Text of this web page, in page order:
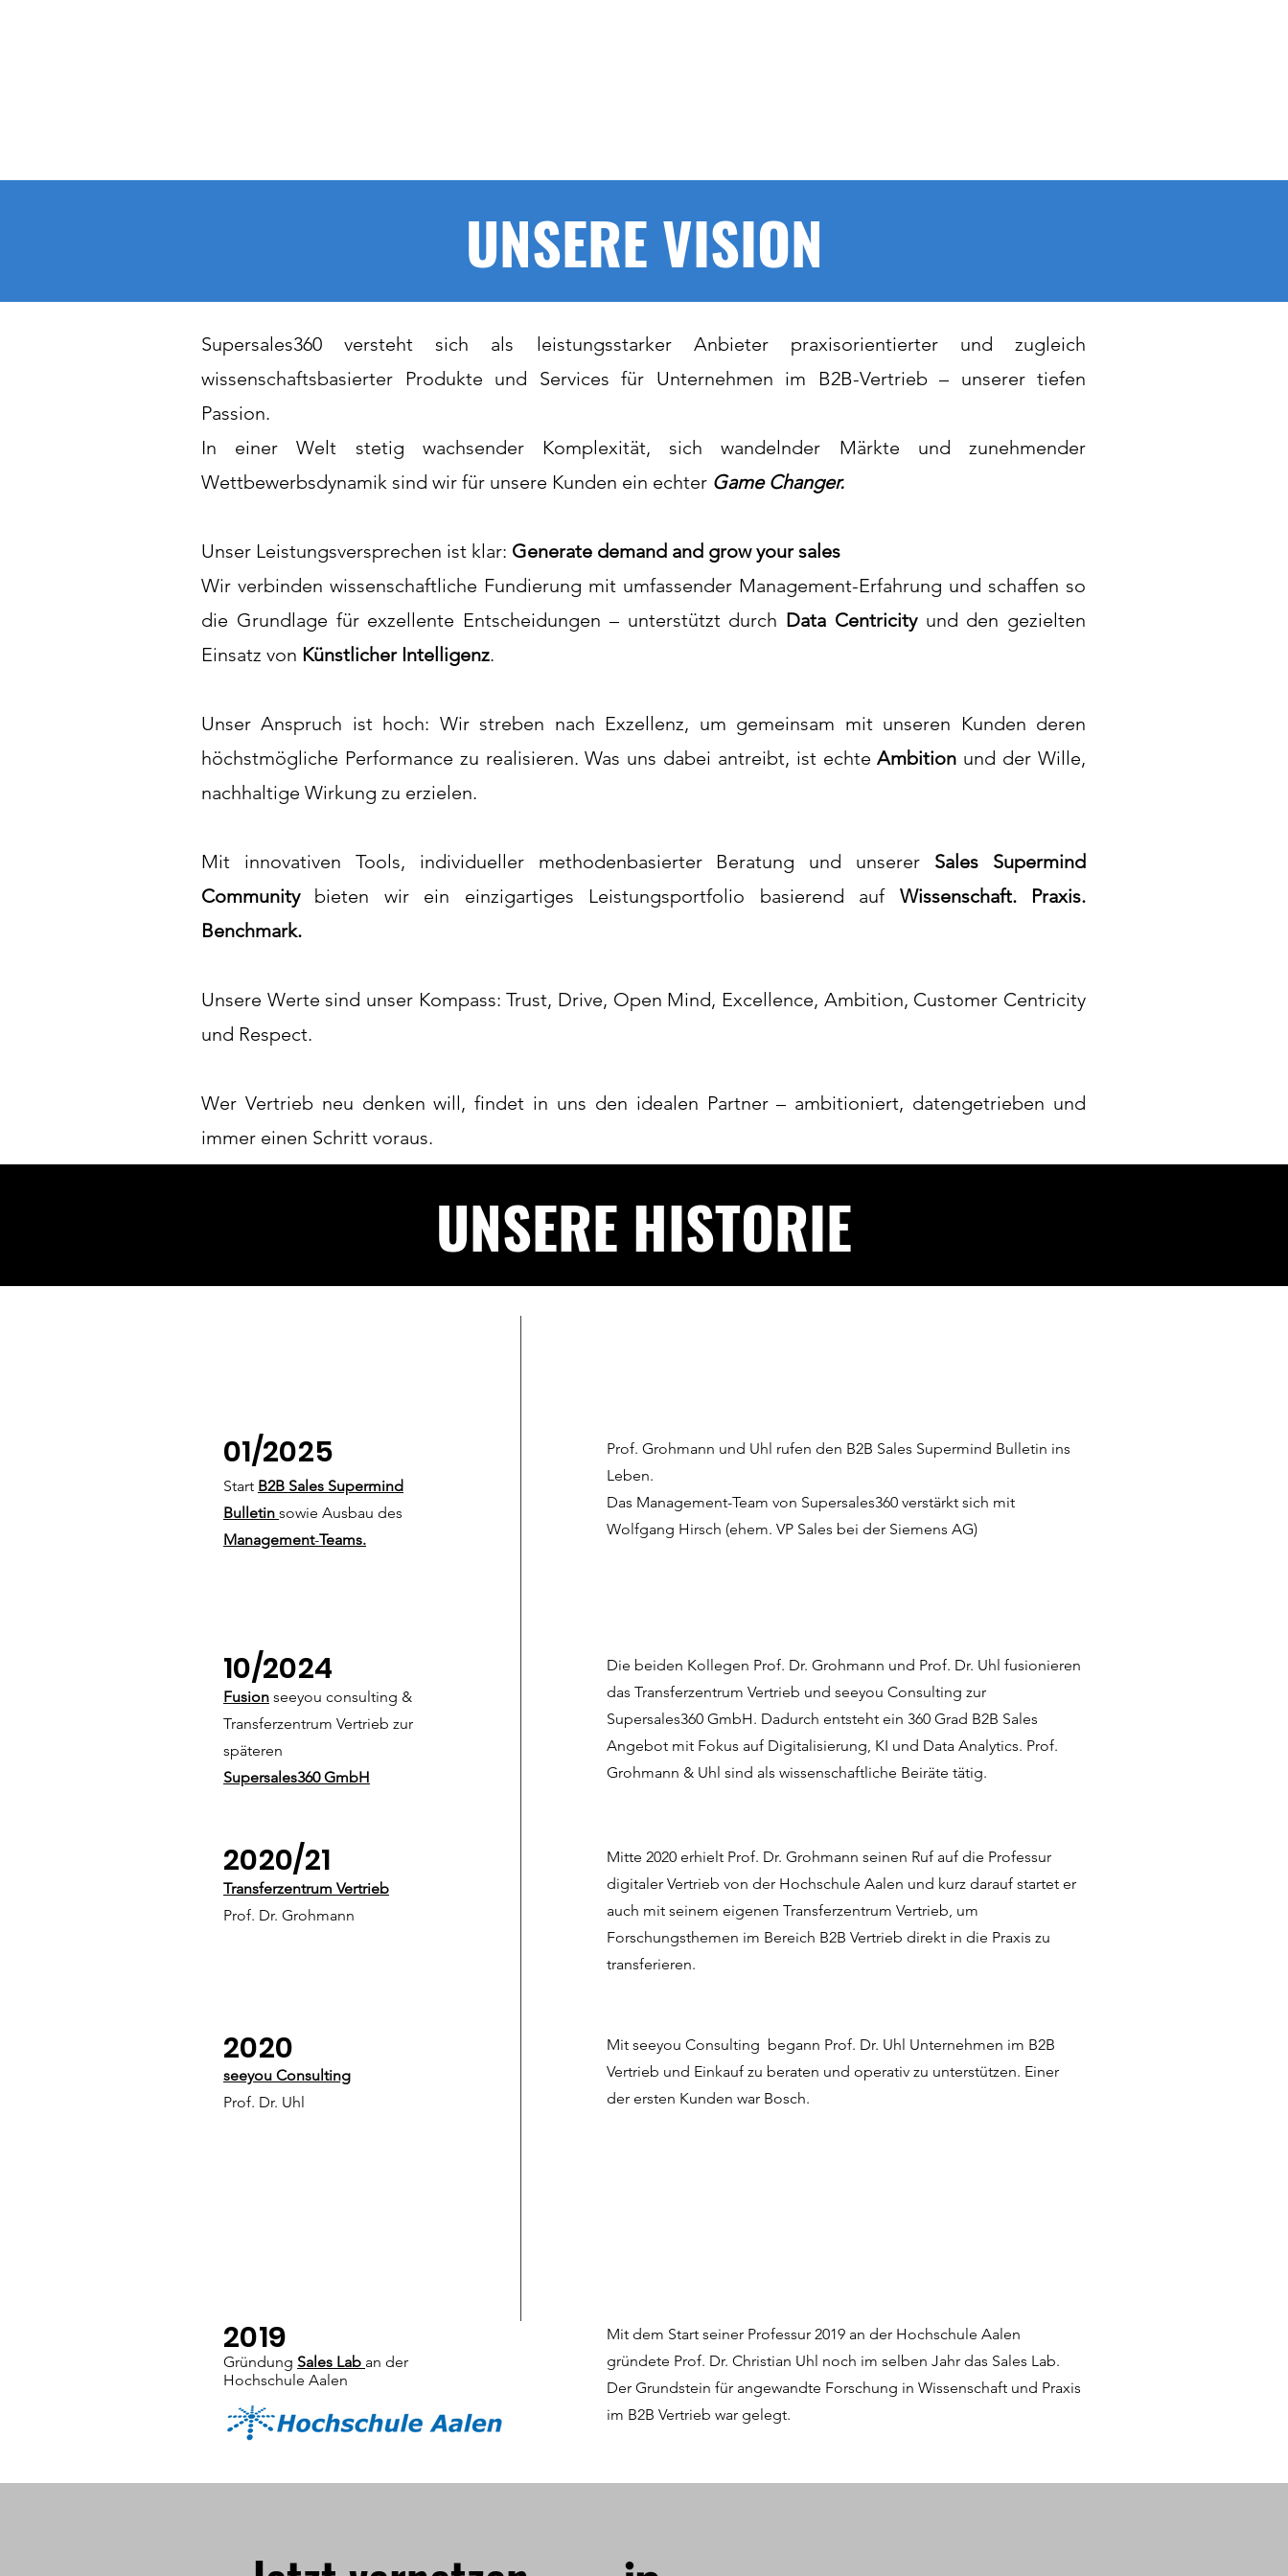
UNSERE VISION
Supersales360 versteht sich als leistungsstarker Anbieter praxisorientierter und zugleich
wissenschaftsbasierter Produkte und Services für Unternehmen im B2B-Vertrieb – unserer tiefen
Passion.
In einer Welt stetig wachsender Komplexität, sich wandelnder Märkte und zunehmender
Wettbewerbsdynamik sind wir für unsere Kunden ein echter Game Changer.
Unser Leistungsversprechen ist klar: Generate demand and grow your sales
Wir verbinden wissenschaftliche Fundierung mit umfassender Management-Erfahrung und schaffen so
die Grundlage für exzellente Entscheidungen – unterstützt durch Data Centricityund den gezielten
Einsatz von Künstlicher Intelligenz.
Unser Anspruch ist hoch: Wir streben nach Exzellenz, um gemeinsam mit unseren Kunden deren
höchstmögliche Performance zu realisieren. Was uns dabei antreibt, ist echteAmbition und der Wille,
nachhaltige Wirkung zu erzielen.
Mit innovativen Tools, individueller methodenbasierter Beratung und unserer Sales Supermind
Communitybieten wir ein einzigartiges Leistungsportfolio basierend auf Wissenschaft. Praxis.
Benchmark.
Unsere Werte sind unser Kompass:Trust, Drive, Open Mind, Excellence, Ambition, Customer Centricity
und Respect.
Wer Vertrieb neu denken will, findet in uns den idealen Partner – ambitioniert, datengetrieben und
immer einen Schritt voraus.
UNSERE HISTORIE
2019
seeyou Consulting
Prof. Dr. Uhl
Fusion seeyou consulting &
Transferzentrum Vertrieb zur
späteren
Supersales360 GmbH
2020
2020/21
Transferzentrum Vertrieb
Prof. Dr. Grohmann
10/2024
01/2025
Start B2B Sales Supermind
Bulletin sowie Ausbau des
Management-Teams.
Gründung Sales Lab an der
Hochschule Aalen
Prof. Grohmann und Uhl rufen den B2B Sales Supermind Bulletin ins
Leben.
Das Management-Team von Supersales360 verstärkt sich mit
Wolfgang Hirsch (ehem. VP Sales bei der Siemens AG)
Die beiden Kollegen Prof. Dr. Grohmann und Prof. Dr. Uhl fusionieren
das Transferzentrum Vertrieb und seeyou Consulting zur
Supersales360 GmbH. Dadurch entsteht ein 360 Grad B2B Sales
Angebot mit Fokus auf Digitalisierung, KI und Data Analytics. Prof.
Grohmann & Uhl sind als wissenschaftliche Beiräte tätig.
Mitte 2020 erhielt Prof. Dr. Grohmann seinen Ruf auf die Professur
digitaler Vertrieb von der Hochschule Aalen und kurz darauf startet er
auch mit seinem eigenen Transferzentrum Vertrieb, um
Forschungsthemen im Bereich B2B Vertrieb direkt in die Praxis zu
transferieren.
Mit seeyou Consulting begann Prof. Dr. Uhl Unternehmen im B2B
Vertrieb und Einkauf zu beraten und operativ zu unterstützen. Einer
der ersten Kunden war Bosch.
Mit dem Start seiner Professur 2019 an der Hochschule Aalen
gründete Prof. Dr. Christian Uhl noch im selben Jahr das Sales Lab.
Der Grundstein für angewandte Forschung in Wissenschaft und Praxis
im B2B Vertrieb war gelegt.